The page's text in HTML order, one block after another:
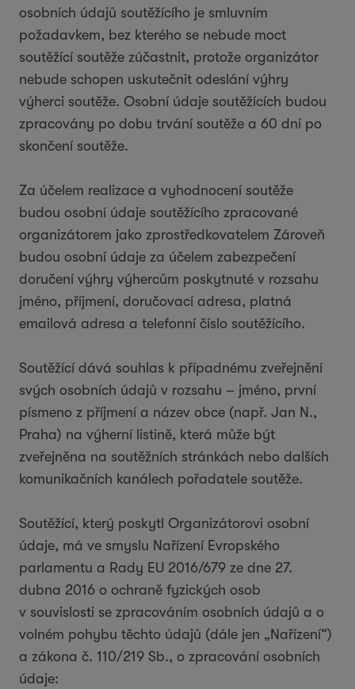
osobních údajů soutěžícího je smluvním
požadavkem, bez kterého se nebude moct
soutěžící soutěže zúčastnit, protože organizátor
nebude schopen uskutečnit odeslání výhry
výherci soutěže. Osobní údaje soutěžících budou
zpracovány po dobu trvání soutěže a 60 dní po
skončení soutěže.
Za účelem realizace a vyhodnocení soutěže
budou osobní údaje soutěžícího zpracované
organizátorem jako zprostředkovatelem Zároveň
budou osobní údaje za účelem zabezpečení
doručení výhry výhercům poskytnuté v rozsahu
jméno, příjmení, doručovací adresa, platná
emailová adresa a telefonní číslo soutěžícího.
Soutěžící dává souhlas k případnému zveřejnění
svých osobních údajů v rozsahu – jméno, první
písmeno z příjmení a název obce (např. Jan N.,
Praha) na výherní listině, která může být
zveřejněna na soutěžních stránkách nebo dalších
komunikačních kanálech pořadatele soutěže.
Soutěžící, který poskytl Organizátorovi osobní
údaje, má ve smyslu Nařízení Evropského
parlamentu a Rady EU 2016/679 ze dne 27.
dubna 2016 o ochraně fyzických osob
v souvislosti se zpracováním osobních údajů a o
volném pohybu těchto údajů (dále jen „Nařízení“)
a zákona č. 110/219 Sb., o zpracování osobních
údaje: